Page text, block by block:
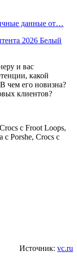
данные от…
2026 Белый
и вас
какой
чем его новизна?
клиентов?
с Froot Loops,
с Porshe, Crocs с
Источник: vc.ru